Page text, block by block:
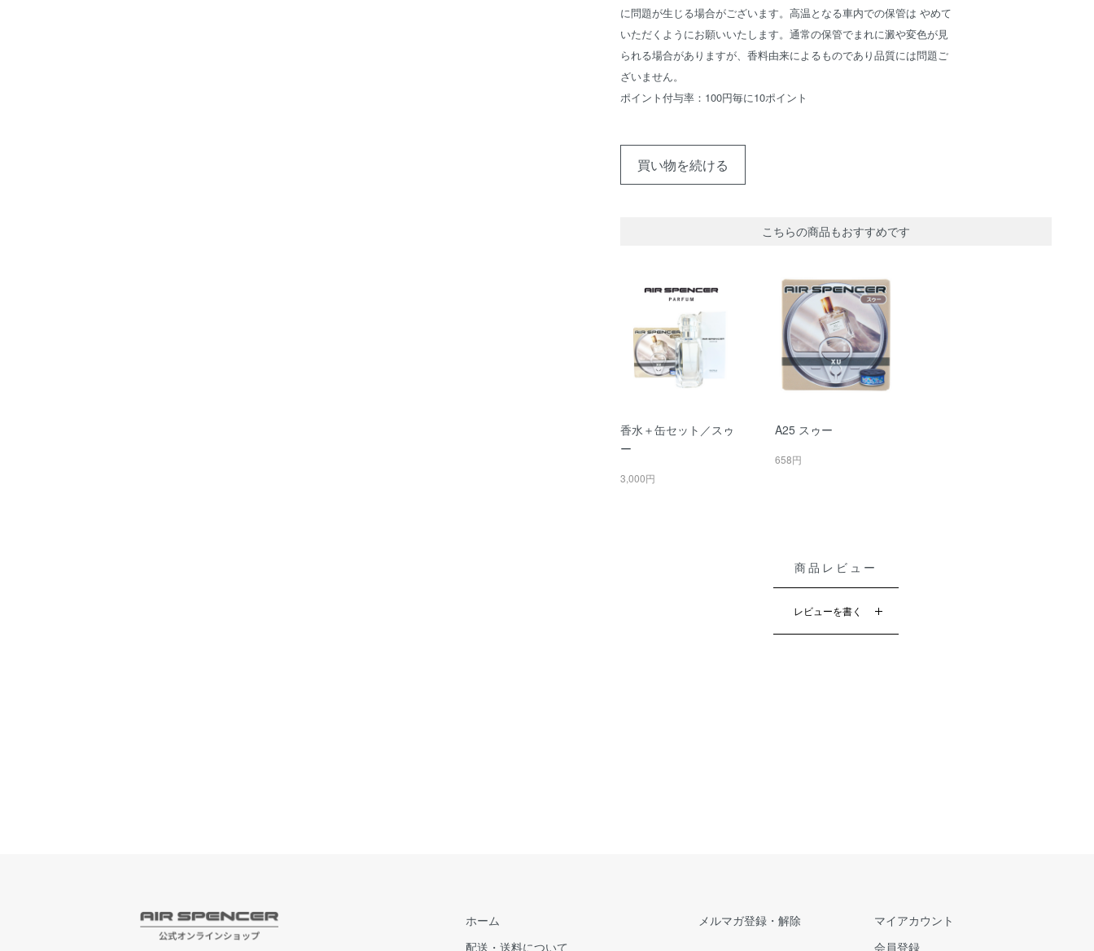
に問題が生じる場合がございます。高温となる車内での保管は やめて
いただくようにお願いいたします。通常の保管でまれに澱や変色が見
られる場合がありますが、香料由来によるものであり品質には問題ご
ざいません。
ポイント付与率：100円毎に10ポイント
買い物を続ける
こちらの商品もおすすめです
香水＋缶セット／スゥ
ー
3,000円
A25 スゥー
658円
商品レビュー
レビューを書く
ホーム
配送・送料について
メルマガ登録・解除
マイアカウント
会員登録